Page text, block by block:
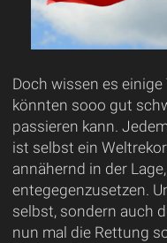
Doch wissen es
könnten sooo gut
passieren kann.
ist selbst ein
annähernd in der
entegegenzusetzen.
selbst, sondern auch
nun mal die Rettung